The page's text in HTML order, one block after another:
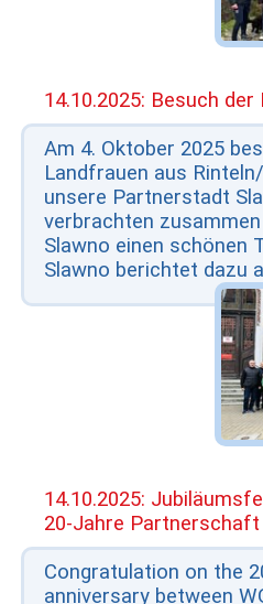
14.10.2025: Besuch
Am 4. Oktober 2025
Landfrauen aus
unsere Partnerstadt
verbrachten
Slawno einen schönen
Slawno berichtet dazu
14.10.2025:
20-Jahre Partnerschaft
Congratulation on the
anniversary between